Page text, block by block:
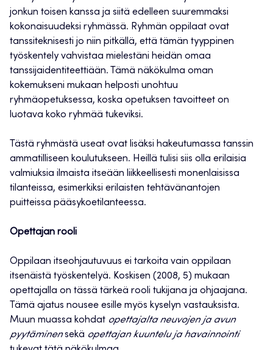
jonkun toisen kanssa ja siitä edelleen suuremmaksi
kokonaisuudeksi ryhmässä. Ryhmän oppilaat ovat
tanssiteknisesti jo niin pitkällä, että tämän tyyppinen
työskentely vahvistaa mielestäni heidän omaa
tanssijaidentiteettiään. Tämä näkökulma oman
kokemukseni mukaan helposti unohtuu
ryhmäopetuksessa, koska opetuksen tavoitteet on
luotava koko ryhmää tukeviksi.
Tästä ryhmästä useat ovat lisäksi hakeutumassa tanssin
ammatilliseen koulutukseen. Heillä tulisi siis olla erilaisia
valmiuksia ilmaista itseään liikkeellisesti monenlaisissa
tilanteissa, esimerkiksi erilaisten tehtävänantojen
puitteissa pääsykoetilanteessa.
Opettajan rooli
Oppilaan itseohjautuvuus ei tarkoita vain oppilaan
itsenäistä työskentelyä. Koskisen (2008, 5) mukaan
opettajalla on tässä tärkeä rooli tukijana ja ohjaajana.
Tämä ajatus nousee esille myös kyselyn vastauksista.
Muun muassa kohdat opettajalta neuvojen ja avun
pyytäminensekä opettajan kuuntelu ja havainnointi